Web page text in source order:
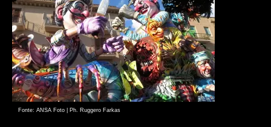
Fonte: ANSA Foto | Ph. Ruggero Farkas